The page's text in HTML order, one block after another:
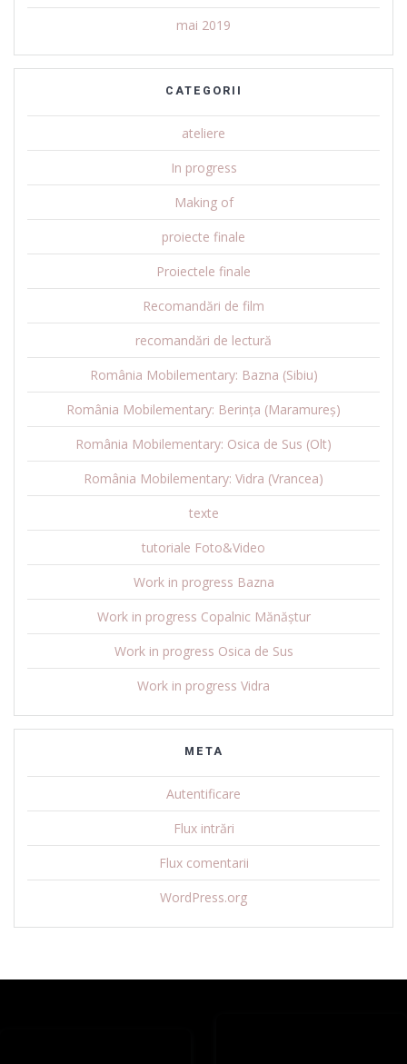
mai 2019
CATEGORII
ateliere
In progress
Making of
proiecte finale
Proiectele finale
Recomandări de film
recomandări de lectură
România Mobilementary: Bazna (Sibiu)
România Mobilementary: Berința (Maramureș)
România Mobilementary: Osica de Sus (Olt)
România Mobilementary: Vidra (Vrancea)
texte
tutoriale Foto&Video
Work in progress Bazna
Work in progress Copalnic Mănăștur
Work in progress Osica de Sus
Work in progress Vidra
META
Autentificare
Flux intrări
Flux comentarii
WordPress.org